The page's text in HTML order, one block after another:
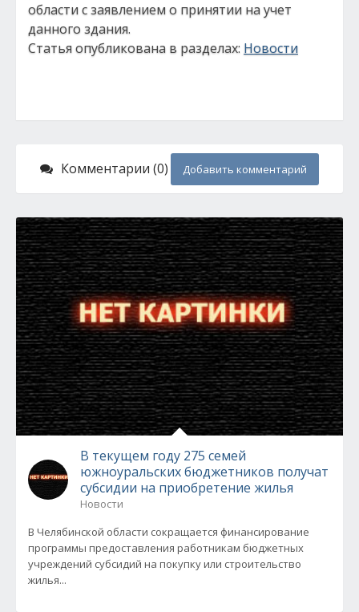
области с заявлением о принятии на учет
данного здания.
Статья опубликована в разделах: Новости
Комментарии (0) Добавить комментарий
В текущем году 275 семей
южноуральских бюджетников получат
субсидии на приобретение жилья
Новости
В Челябинской области сокращается финансирование
программы предоставления работникам бюджетных
учреждений субсидий на покупку или строительство
жилья...